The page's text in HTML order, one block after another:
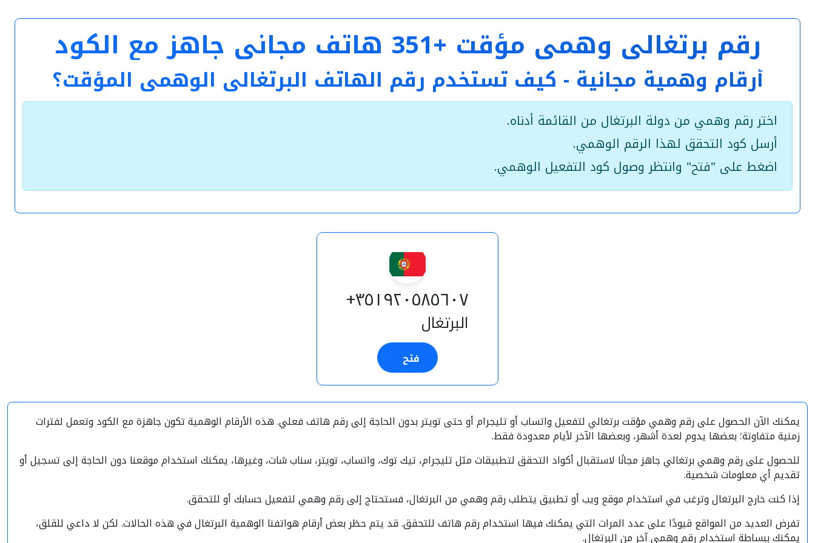
رقم برتغالي وهمي مؤقت +351 هاتف مجاني جاهز مع الكود
أرقام وهمية مجانية - كيف تستخدم رقم الهاتف البرتغالي الوهمي المؤقت؟
اختر رقم وهمي من دولة البرتغال من القائمة أدناه.
أرسل كود التحقق لهذا الرقم الوهمي.
اضغط على "فتح" وانتظر وصول كود التفعيل الوهمي.
٣٥١٩٢٠٥٨٥٦٠٧+
البرتغال
فتح
يمكنك الآن الحصول على رقم وهمي مؤقت برتغالي لتفعيل واتساب أو تليجرام أو حتى تويتر بدون الحاجة إلى رقم هاتف فعلي. هذه الأرقام الوهمية تكون جاهزة مع الكود وتعمل لفترات
زمنية متفاوتة؛ بعضها يدوم لعدة أشهر، وبعضها الآخر لأيام معدودة فقط.
للحصول على رقم وهمي برتغالي جاهز مجانًا لاستقبال أكواد التحقق لتطبيقات مثل تليجرام، تيك توك، واتساب، تويتر، سناب شات، وغيرها، يمكنك استخدام موقعنا دون الحاجة إلى تسجيل أو
تقديم أي معلومات شخصية.
إذا كنت خارج البرتغال وترغب في استخدام موقع ويب أو تطبيق يتطلب رقم وهمي من البرتغال، فستحتاج إلى رقم وهمي لتفعيل حسابك أو للتحقق.
تفرض العديد من المواقع قيودًا على عدد المرات التي يمكنك فيها استخدام رقم هاتف للتحقق. قد يتم حظر بعض أرقام هواتفنا الوهمية البرتغال في هذه الحالات. لكن لا داعي للقلق،
يمكنك ببساطة استخدام رقم وهمي آخر من البرتغال.